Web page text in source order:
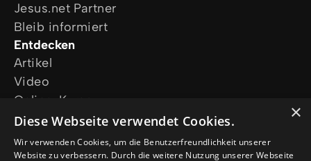
Jesus.net Partner
Bleib informiert
Entdecken
Artikel
Video
Online-Kurse
Unsere Projekte
Ich wünsche mir Gebet
Ich habe eine Frage
×
Diese Webseite verwendet Cookies.
Wir verwenden Cookies, um die Benutzerfreundlichkeit unserer
Website zu verbessern. Durch die weitere Nutzung unserer Webseite